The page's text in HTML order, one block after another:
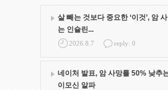
살 빼는 것보다 중요한 ‘이것’, 암
는 인슐린...
2026.8.7 reply: 0
네이처 발표, 암 사망률 50% 낮추
이모신 알파